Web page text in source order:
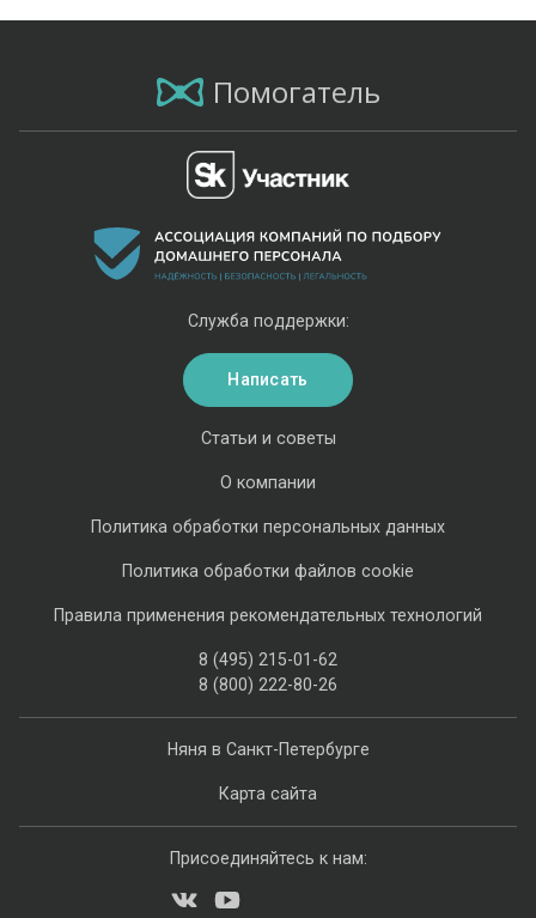
Помогатель
Няня в Санкт-Петербурге
Карта сайта
Статьи и советы
О компании
Политика обработки персональных данных
Политика обработки файлов cookie
Правила применения рекомендательных технологий
8 (495) 215-01-62
8 (800) 222-80-26
Служба поддержки:
Написать
Присоединяйтесь к нам: